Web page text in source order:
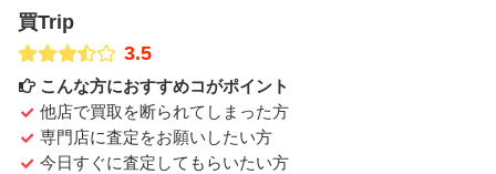
買Trip
3.5
こんな方におすすめコがポイント
他店で買取を断られてしまった方
専門店に査定をお願いしたい方
今日すぐに査定してもらいたい方